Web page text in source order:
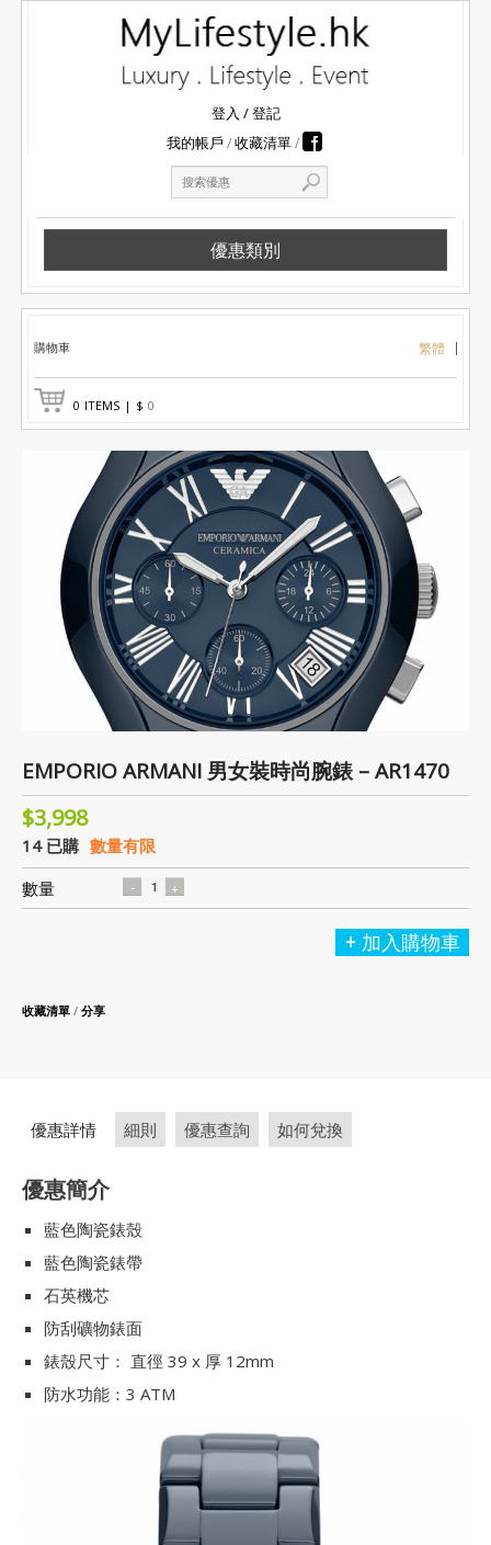
登入 /登記
我的帳戶
收藏清單
優惠類別
購物車 繁體
0 ITEMS | $ 0
EMPORIO ARMANI 男女裝時尚腕錶 – AR1470
$3,998
14 已購 數量有限
數量
加入購物車
收藏清單 / 分享
優惠詳情 細則 優惠查詢 如何兌換
優惠簡介
藍色陶瓷錶殼
藍色陶瓷錶帶
石英機芯
防刮礦物錶面
錶殼尺寸： 直徑 39 x 厚 12mm
防水功能：3 ATM